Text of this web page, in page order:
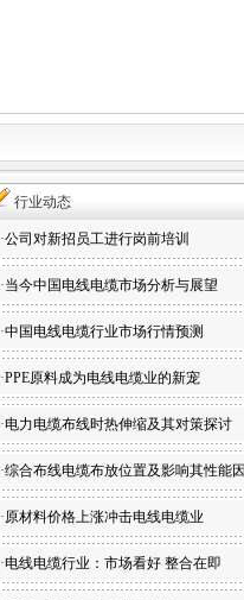
行业动态
·公司对新招员工进行岗前培训
·当今中国电线电缆市场分析与展望
·中国电线电缆行业市场行情预测
·PPE原料成为电线电缆业的新宠
·电力电缆布线时热伸缩及其对策探讨
·综合布线电缆布放位置及影响其性能
·原材料价格上涨冲击电线电缆业
·电线电缆行业：市场看好 整合在即